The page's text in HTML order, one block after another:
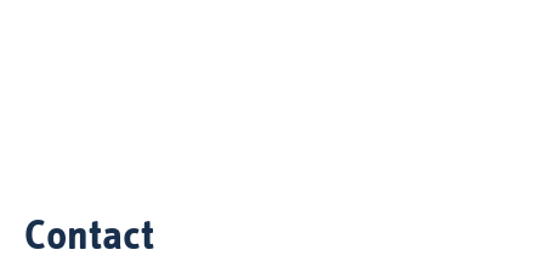
Contact